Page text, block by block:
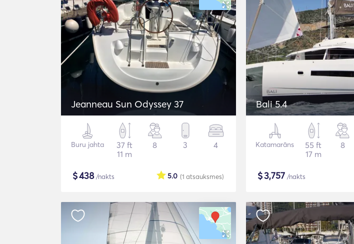
Jeanneau Sun Odyssey 37
Buru jahta
37 ft
11 m
8 3 4
$438/nakts (1 atsauksmes)
5.0
Bali 5.4
Katamarāns
55 ft
17 m
8
$3,757 /nakts